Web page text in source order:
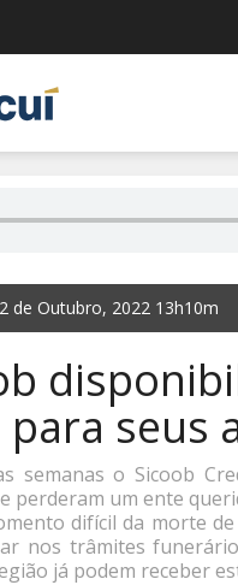
de Outubro, 2022 13h10m
para seus
semanas o Sicoob
perderam um ente
difícil da morte
nos trâmites
já podem receber